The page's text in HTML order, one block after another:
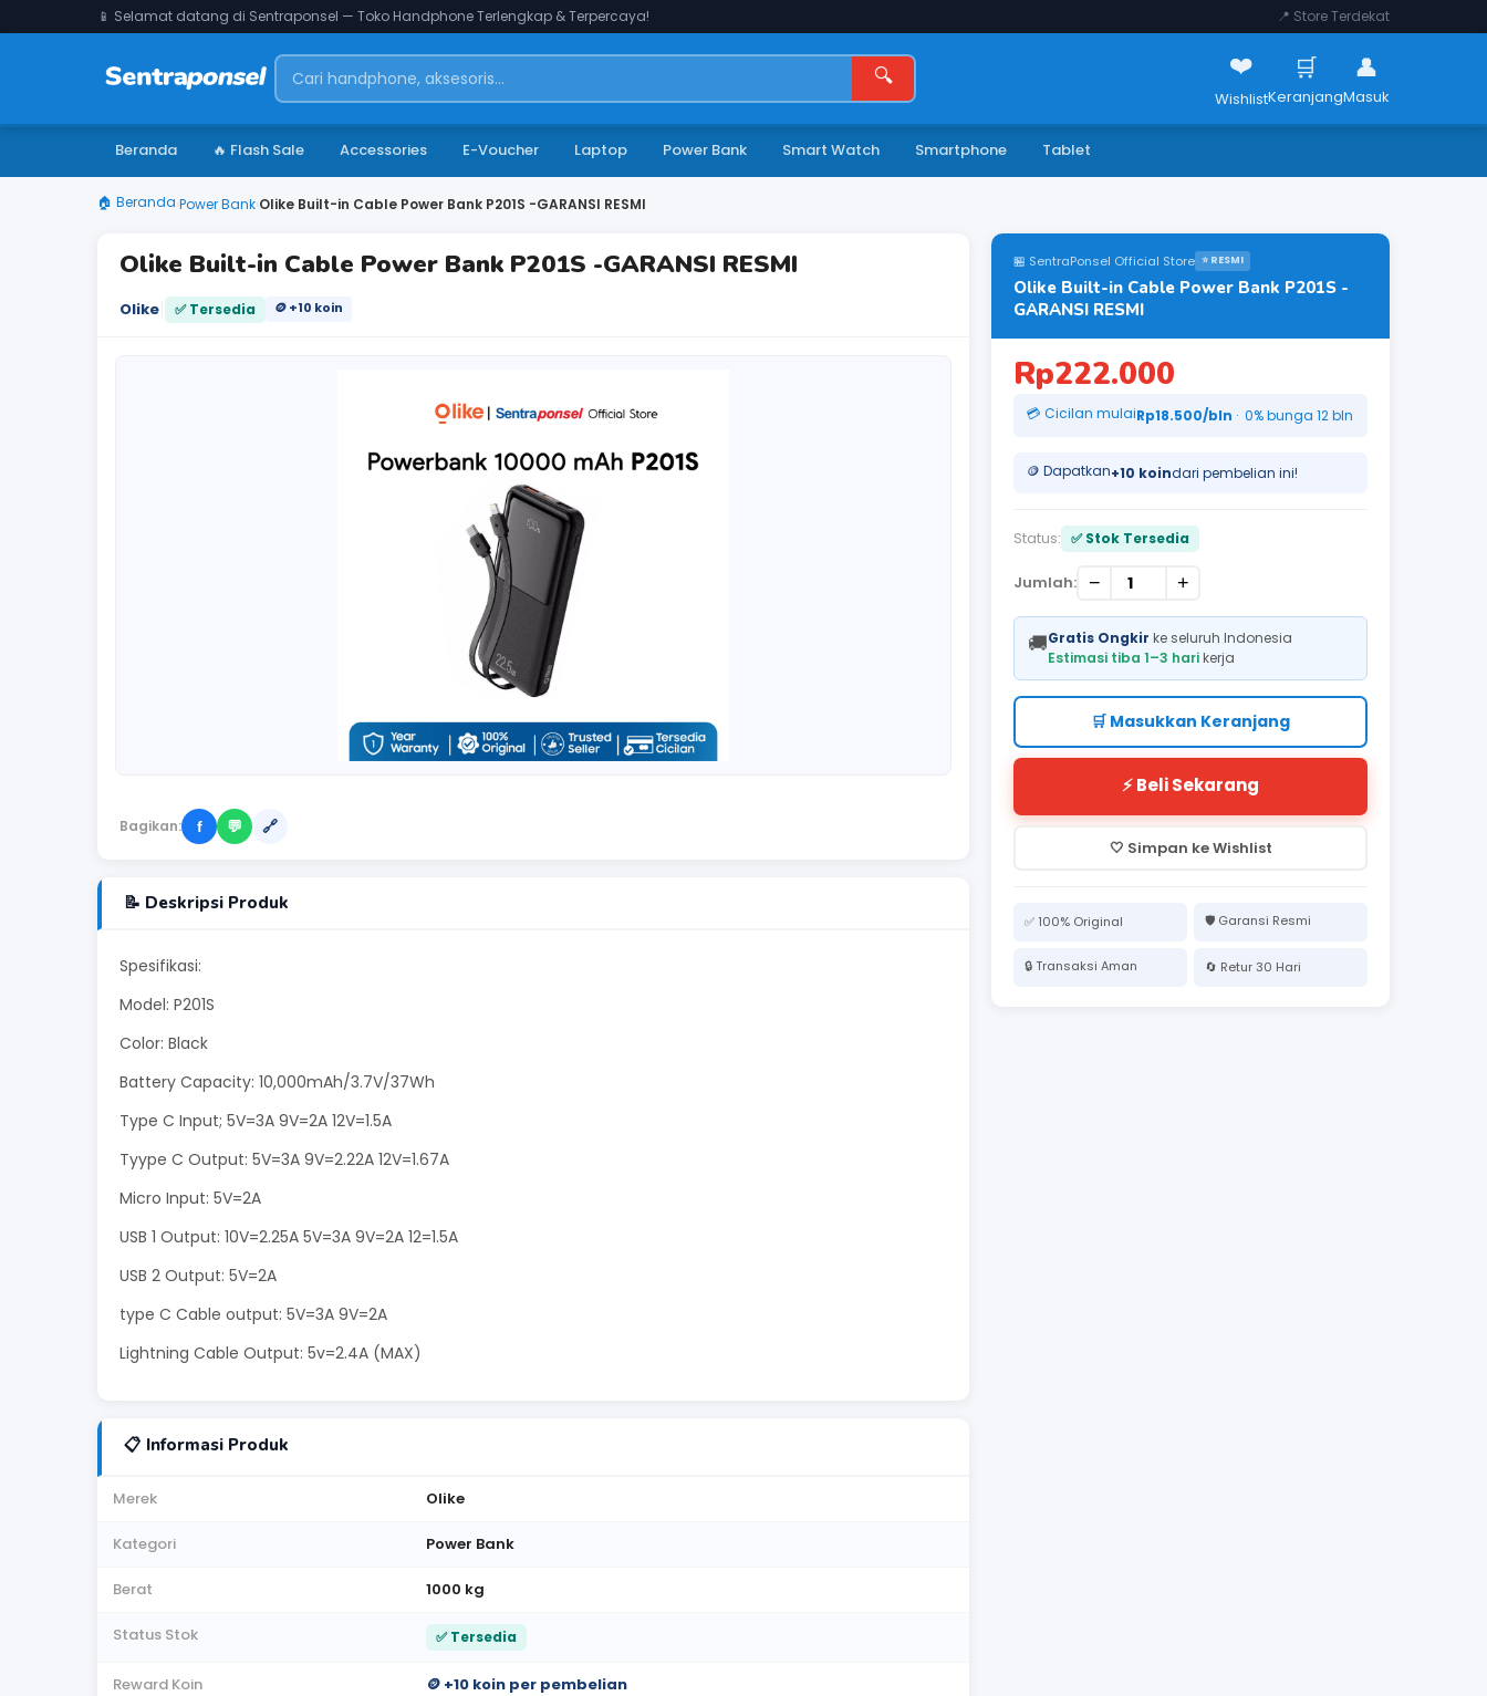
📱 Selamat datang di Sentraponsel — Toko Handphone Terlengkap & Terpercaya! 📍 Store Terdekat
🔍 ❤️
Wishlist
🛒
Keranjang
👤
Masuk
Beranda 🔥 Flash Sale Accessories E-Voucher Laptop Power Bank Smart Watch Smartphone Tablet
🏠 Beranda›Power Bank›Olike Built-in Cable Power Bank P201S -GARANSI RESMI
Olike Built-in Cable Power Bank P201S -GARANSI RESMI
Olike ✅ Tersedia 🪙 +10 koin
Bagikan: f 💬 🔗
📝 Deskripsi Produk
Spesifikasi:
Model: P201S
Color: Black
Battery Capacity: 10,000mAh/3.7V/37Wh
Type C Input; 5V=3A 9V=2A 12V=1.5A
Tyype C Output: 5V=3A 9V=2.22A 12V=1.67A
Micro Input: 5V=2A
USB 1 Output: 10V=2.25A 5V=3A 9V=2A 12=1.5A
USB 2 Output: 5V=2A
type C Cable output: 5V=3A 9V=2A
Lightning Cable Output: 5v=2.4A (MAX)
📋 Informasi Produk
Merek Olike
Kategori Power Bank
Berat 1000 kg
Status Stok ✅ Tersedia
Reward Koin 🪙 +10 koin per pembelian
🏪 SentraPonsel Official Store ⭐ RESMI
Olike Built-in Cable Power Bank P201S -
GARANSI RESMI
Rp222.000
💳 Cicilan mulaiRp18.500/bln · 0% bunga 12 bln
🪙 Dapatkan+10 koindari pembelian ini!
Status: ✅ Stok Tersedia
Jumlah: − +
🚚Gratis Ongkir ke seluruh Indonesia
Estimasi tiba 1–3 harikerja
🛒 Masukkan Keranjang
⚡ Beli Sekarang
🤍 Simpan ke Wishlist
✅ 100% Original 🛡️ Garansi Resmi
🔒 Transaksi Aman 🔄 Retur 30 Hari